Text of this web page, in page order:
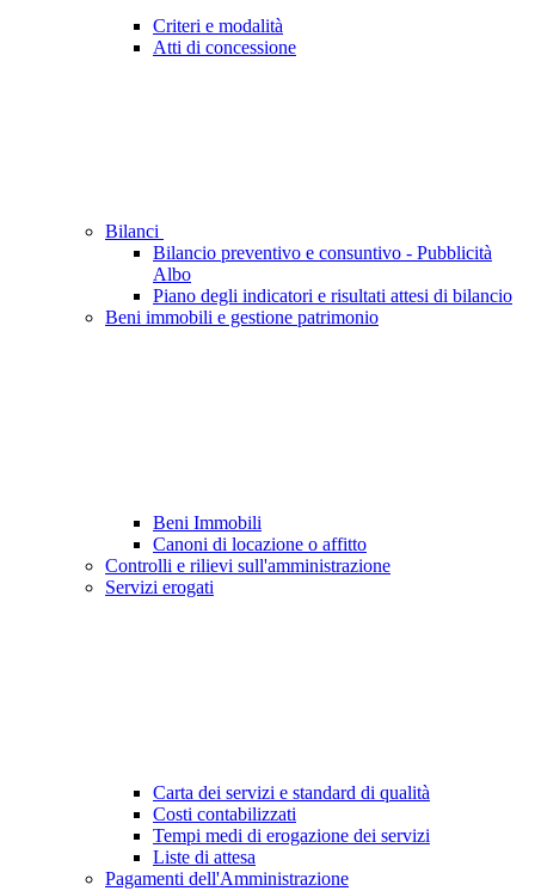
Criteri e modalità
Atti di concessione
Bilanci
Bilancio preventivo e consuntivo - Pubblicità
Albo
Piano degli indicatori e risultati attesi di bilancio
Beni immobili e gestione patrimonio
Beni Immobili
Canoni di locazione o affitto
Controlli e rilievi sull'amministrazione
Servizi erogati
Carta dei servizi e standard di qualità
Costi contabilizzati
Tempi medi di erogazione dei servizi
Liste di attesa
Pagamenti dell'Amministrazione